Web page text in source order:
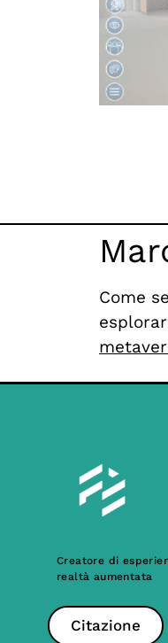
Come
Creatore di
realtà aumentata
Citazione